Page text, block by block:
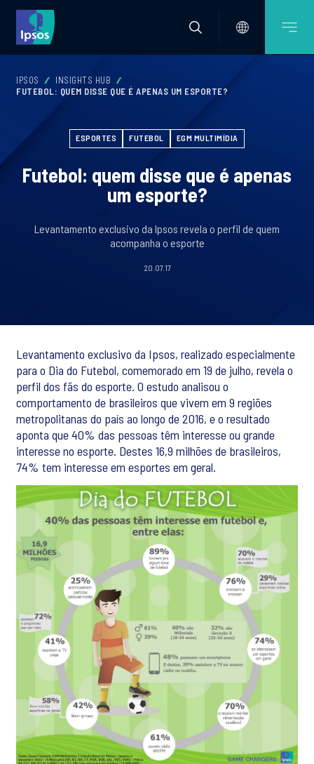
IPSOS
INSIGHTS HUB
FUTEBOL: QUEM DISSE QUE É APENAS UM ESPORTE?
ESPORTES FUTEBOL EGM MULTIMÍDIA
Futebol: quem disse que é apenas
um esporte?
Levantamento exclusivo da Ipsos revela o perfil de quem
acompanha o esporte
20.07.17
Levantamento exclusivo da Ipsos, realizado especialmente
para o Dia do Futebol, comemorado em 19 de julho, revela o
perfil dos fãs do esporte. O estudo analisou o
comportamento de brasileiros que vivem em 9 regiões
metropolitanas do país ao longo de 2016, e o resultado
aponta que 40% das pessoas têm interesse ou grande
interesse no esporte. Destes 16,9 milhões de brasileiros,
74% tem interesse em esportes em geral.